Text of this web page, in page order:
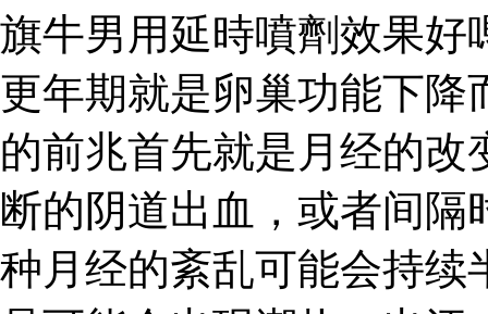
旗牛男用延時噴劑效果好
更年期就是卵巢功能下降
的前兆首先就是月经的
断的阴道出血，或者间
种月经的紊乱可能会持续